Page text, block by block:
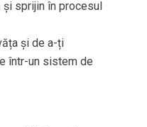
sprijin în procesul
și de a-ți
într-un sistem de